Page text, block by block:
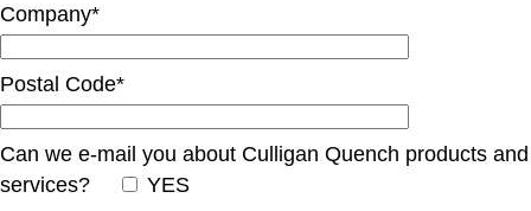
Company*
Postal Code*
Can we e-mail you about Culligan Quench products and
services?
YES